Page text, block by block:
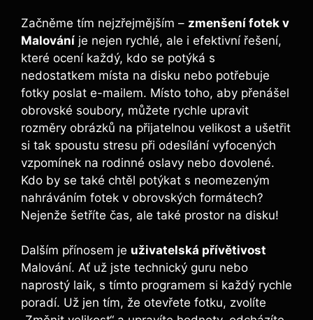
Začněme tím nejzřejmějším – zmenšení fotek v
Malování je nejen rychlé, ale i efektivní řešení,
které ocení každý, kdo se potýká s
nedostatkem místa na disku nebo potřebuje
fotky poslat e-mailem. Místo toho, aby přenášel
obrovské soubory, můžete rychle upravit
rozměry obrázků na přijatelnou velikost a ušetřit
si tak spoustu stresu při odesílání vyfocených
vzpomínek na rodinné oslavy nebo dovolené.
Kdo by se také chtěl potýkat s neomezeným
nahráváním fotek v obrovských formátech?
Nejenže šetříte čas, ale také prostor na disku!
Dalším přínosem je uživatelská přívětivost
Malování. Ať už jste technický guru nebo
naprostý laik, s tímto programem si každý rychle
poradí. Už jen tím, že otevřete fotku, zvolíte